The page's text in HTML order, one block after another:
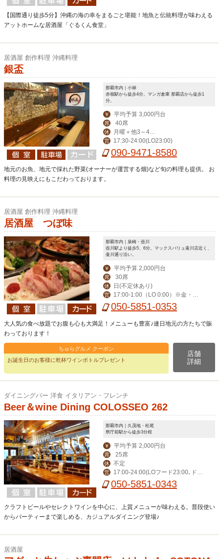
【国際通り徒歩5分】沖縄の海の幸をまるごと堪能！地魚と伝統料理が味わえる
アットホームな居酒屋「ぐるくん食堂」
居酒屋 創作料理 沖縄料理
銀盃
那覇市内｜小禄
赤嶺駅から徒歩4分。マンガ倉庫 那覇店から徒歩1
分。
￥ 平均予算 3,000円台
席 40席
休
変動でお休み
営 17:30-24:00(LO23:00)
090-9471-8580
地元のお魚、地元で採れた野菜(オーナーが運営する畑)など旬の料理も提供。 お
料理の見映えにもこだわっております。
居酒屋 創作料理 沖縄料理
居酒屋 つぼ味
那覇市内｜泉崎・壺川
壺川駅より徒歩5、6分。マックスバリュ壷川店近く、
壷川通り沿い。
￥ 平均予算 2,000円台
席 30席
休 日(不定休あり)
営
17:00-1:00（LO 0:00）※金・土・
祝前日-2:00（LO 1:00）
050-5851-0353
大人気の食べ放題でお腹も心も大満足！メニューも豊富♪連日地元の方たちで賑
わっております！
ちゅらグルメ クーポン
お誕生日のお客様に乾杯ワインボトルプレゼント
店舗
詳細
ダイニングバー 洋食 イタリアン・フレンチ
Beer＆wine Dining COLOSSEO 262
那覇市内｜久茂地・松尾
県庁前駅から徒歩3分程
￥ 平均予算 2,000円台
席 25席
休 不定
営
17:00-24:00(LOフード23:00､ドリ
ンク23:30)
050-5851-0343
クラフトビールやセレクトワインを中心に、上質メニューが味わえる。普段使い
からパーティーまで楽しめる、カジュアルダイニング登場♪
居酒屋